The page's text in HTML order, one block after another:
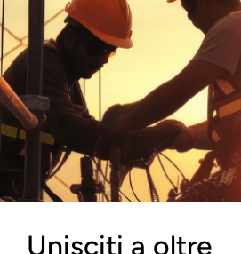
Unisciti a oltre